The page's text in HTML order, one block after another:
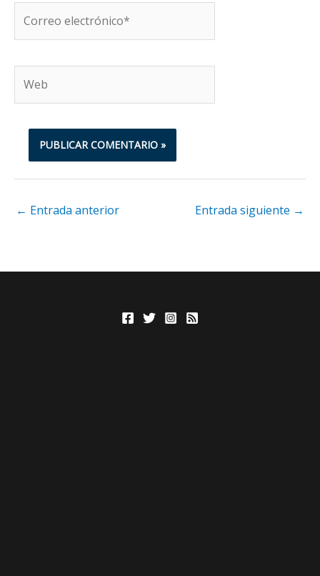
electrónico*
← Entrada anterior Entrada siguiente →